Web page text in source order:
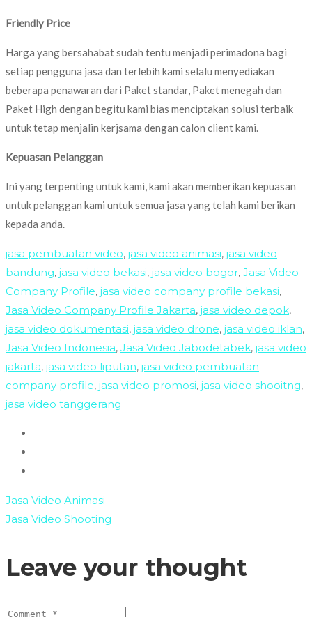
Friendly Price
Harga yang bersahabat sudah tentu menjadi perimadona bagi
setiap pengguna jasa dan terlebih kami selalu menyediakan
beberapa penawaran dari Paket standar, Paket menegah dan
Paket High dengan begitu kami bias menciptakan solusi terbaik
untuk tetap menjalin kerjsama dengan calon client kami.
Kepuasan Pelanggan
Ini yang terpenting untuk kami, kami akan memberikan kepuasan
untuk pelanggan kami untuk semua jasa yang telah kami berikan
kepada anda.
jasa pembuatan video, jasa video animasi, jasa video
bandung, jasa video bekasi, jasa video bogor, Jasa Video
Company Profile, jasa video company profile bekasi,
Jasa Video Company Profile Jakarta, jasa video depok,
jasa video dokumentasi, jasa video drone, jasa video iklan,
Jasa Video Indonesia, Jasa Video Jabodetabek, jasa video
jakarta, jasa video liputan, jasa video pembuatan
company profile, jasa video promosi, jasa video shooitng,
jasa video tanggerang
Jasa Video Animasi
Jasa Video Shooting
Leave your thought